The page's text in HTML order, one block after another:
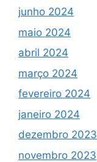
junho 2024
maio 2024
abril 2024
março 2024
fevereiro 2024
janeiro 2024
dezembro 2023
novembro 2023